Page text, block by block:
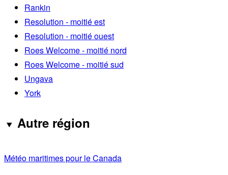
Rankin
Resolution - moitié est
Resolution - moitié ouest
Roes Welcome - moitié nord
Roes Welcome - moitié sud
Ungava
York
Autre région
Météo maritimes pour le Canada